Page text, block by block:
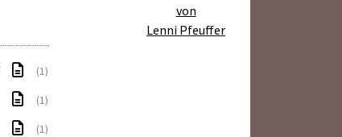
von
Lenni Pfeuffer
(1)
(1)
(1)